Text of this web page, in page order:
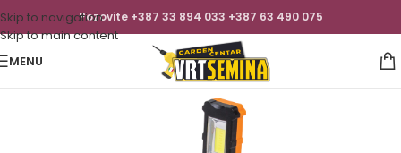
Skip to navigation
Skip to main content
Pozovite +387 33 894 033 +387 63 490 075
MENU